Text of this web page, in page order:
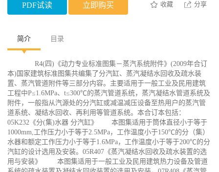
PDF试读 立即购买 收藏 分享
简介 目录
R4(四)《动力专业标准图集－蒸汽系统附件》(2009年合订
本)国家建筑标准图集共编集了分汽缸、蒸汽凝结水回收及疏水装
置、蒸汽管道附件等三部分内容。主要适用于一般工业及民用建筑
工程中P≤1.6MPa、t≤300℃的蒸汽管道系统，蒸汽凝结水管道系统及
附件，一般指从汽源处的分汽缸或减温减压设备至热用户的蒸汽管
道系统、凝结水回收、再利用等管道系统。本合订本包括：
05K232《分(集)水器 分汽缸》 本图集适用于筒体直径小于等于
1000mm,工作压力小于等于2.5MPa，工作温度小于150℃的分（集）
水器和额定工作压力小于等于1.6MPa，工作温度小于等于200℃的分
汽缸的设计选用及安装。05R407《蒸汽凝结水回收及疏水装置的选
用与安装》 本图集适用于一般工业及民用建筑热力设备及管道